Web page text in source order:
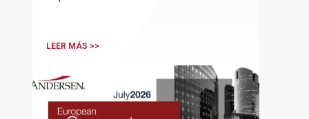
autonómica y estatal
LEER MÁS >>